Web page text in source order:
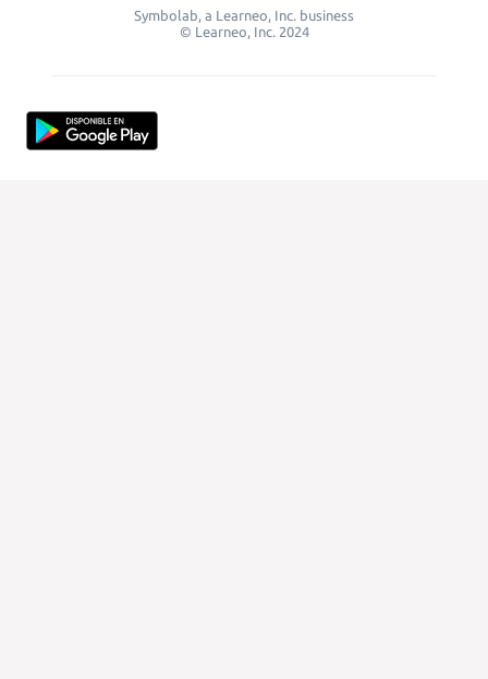
Symbolab, a Learneo, Inc. business
© Learneo, Inc. 2024